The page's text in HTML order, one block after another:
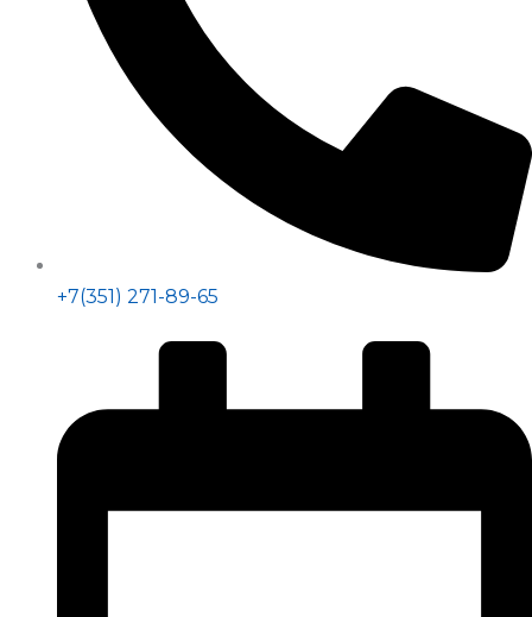
+7(351) 271-89-65